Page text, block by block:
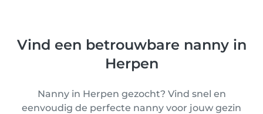
Vind een betrouwbare nanny in
Herpen
Nanny in Herpen gezocht? Vind snel en
eenvoudig de perfecte nanny voor jouw gezin